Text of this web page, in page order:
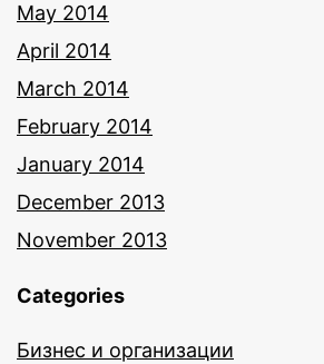
May 2014
April 2014
March 2014
February 2014
January 2014
December 2013
November 2013
Categories
Бизнес и организации